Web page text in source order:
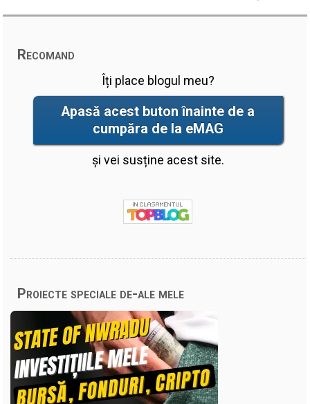
Recomand
Îți place blogul meu?
Apasă acest buton înainte de a
cumpăra de la eMAG
și vei susține acest site.
Proiecte speciale de-ale mele